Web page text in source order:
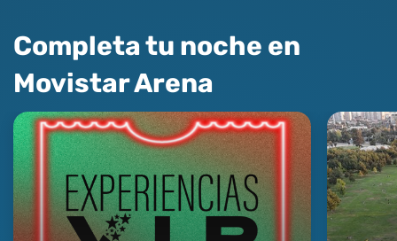
Completa tu noche en
Movistar Arena